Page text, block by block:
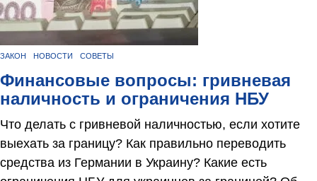
ЗАКОН НОВОСТИ СОВЕТЫ
Финансовые вопросы: гривневая
наличность и ограничения НБУ
Что делать с гривневой наличностью, если хотите
выехать за границу? Как правильно переводить
средства из Германии в Украину? Какие есть